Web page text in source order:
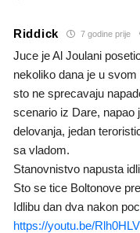
Riddick 7 godine prije
Juce je Al Joulani
nekoliko dana je u
sto ne sprecavaju
scenario iz Dare, napao
delovanja, jedan
sa vladom.
Stanovnistvo napusta
Sto se tice Boltonove
Idlibu dan dva nakon
https://youtu.be/